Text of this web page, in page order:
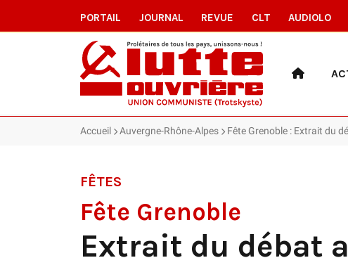
PORTAIL JOURNAL REVUE CLT AUDIOLO
Accueil Auvergne-Rhône-Alpes Fête Grenoble : Extrait du
FÊTES
Fête Grenoble
Extrait du débat